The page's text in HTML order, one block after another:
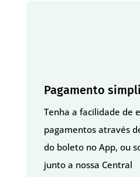
Pagamento
Tenha a facilidade de
pagamentos através
do boleto no App, ou
junto a nossa Central